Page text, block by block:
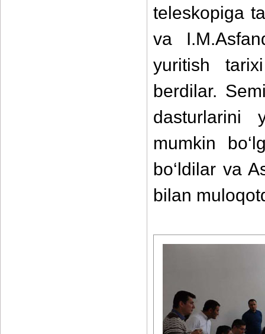
teleskopiga
va
yuritish
berdilar.
dasturlarini
mumkin
bo‘ldilar va
bilan